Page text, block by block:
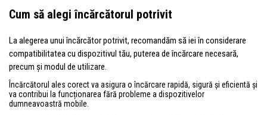
Cum să alegi încărcătorul potrivit
La alegerea unui încărcător potrivit, recomandăm să iei în considerare
compatibilitatea cu dispozitivul tău, puterea de încărcare necesară,
precum și modul de utilizare.
Încărcătorul ales corect va asigura o încărcare rapidă, sigură și eficientă și
va contribui la funcționarea fără probleme a dispozitivelor
dumneavoastră mobile.